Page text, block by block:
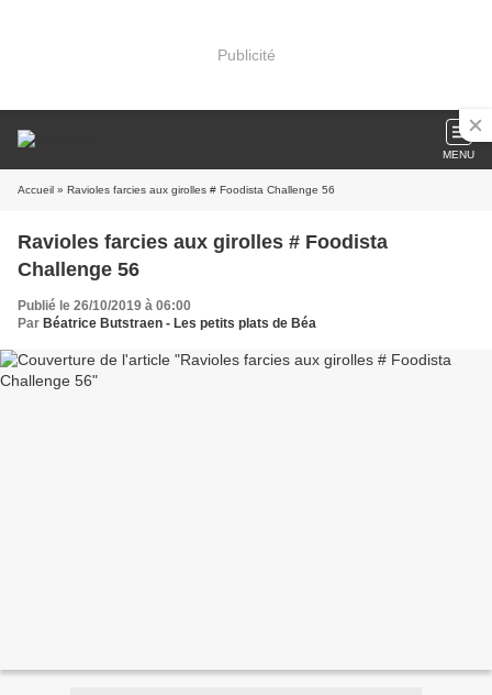
Publicité
MENU
Accueil » Ravioles farcies aux girolles # Foodista Challenge 56
Ravioles farcies aux girolles # Foodista
Challenge 56
Publié le 26/10/2019 à 06:00
Par Béatrice Butstraen - Les petits plats de Béa